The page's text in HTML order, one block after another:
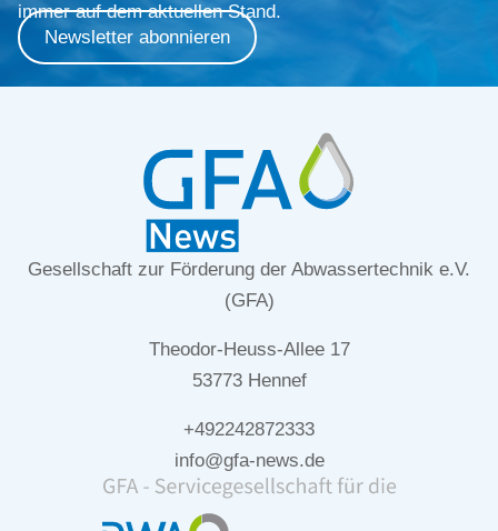
immer auf dem aktuellen Stand.
Newsletter abonnieren
Gesellschaft zur Förderung der Abwassertechnik e.V.
(GFA)
Theodor-Heuss-Allee 17
53773 Hennef
+492242872333
info@gfa-news.de